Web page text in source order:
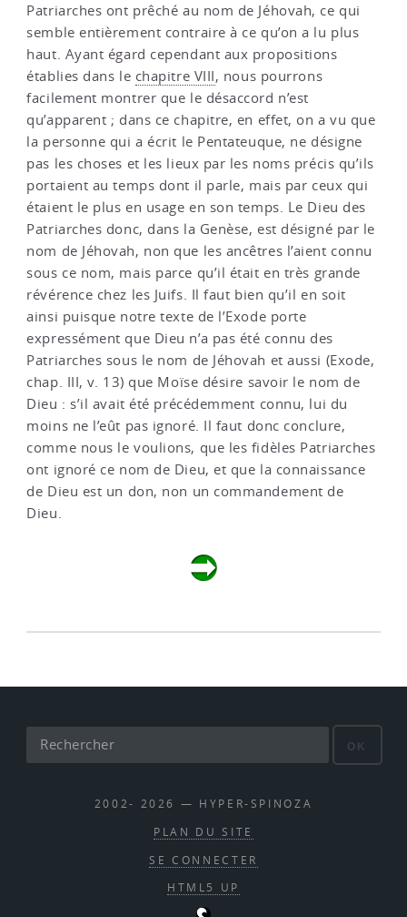
Patriarches ont prêché au nom de Jéhovah, ce qui
semble entièrement contraire à ce qu’on a lu plus
haut. Ayant égard cependant aux propositions
établies dans le chapitre VIII, nous pourrons
facilement montrer que le désaccord n’est
qu’apparent ; dans ce chapitre, en effet, on a vu que
la personne qui a écrit le Pentateuque, ne désigne
pas les choses et les lieux par les noms précis qu’ils
portaient au temps dont il parle, mais par ceux qui
étaient le plus en usage en son temps. Le Dieu des
Patriarches donc, dans la Genèse, est désigné par le
nom de Jéhovah, non que les ancêtres l’aient connu
sous ce nom, mais parce qu’il était en très grande
révérence chez les Juifs. Il faut bien qu’il en soit
ainsi puisque notre texte de l’Exode porte
expressément que Dieu n’a pas été connu des
Patriarches sous le nom de Jéhovah et aussi (Exode,
chap. III, v. 13) que Moïse désire savoir le nom de
Dieu : s’il avait été précédemment connu, lui du
moins ne l’eût pas ignoré. Il faut donc conclure,
comme nous le voulions, que les fidèles Patriarches
ont ignoré ce nom de Dieu, et que la connaissance
de Dieu est un don, non un commandement de
Dieu.
OK
2002- 2026 — HYPER-SPINOZA
PLAN DU SITE
SE CONNECTER
HTML5 UP